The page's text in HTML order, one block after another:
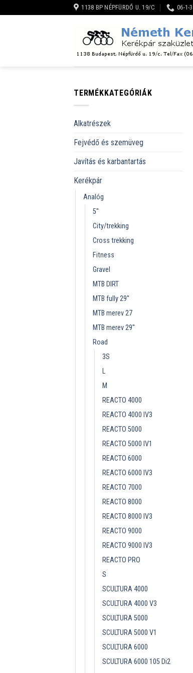
to
1138 BP NÉPFÜRDŐ U. 19/C 06-1-
TERMÉKKATEGÓRIÁK
Alkatrészek
Fejvédő és szemüveg
Javítás és karbantartás
Kerékpár
Analóg
5''
City/trekking
Cross trekking
Fitness
Gravel
MTB DIRT
MTB fully 29''
MTB merev 27
MTB merev 29''
Road
3S
L
M
REACTO 4000
REACTO 4000 IV3
REACTO 5000
REACTO 5000 IV1
REACTO 6000
REACTO 6000 IV3
REACTO 7000
REACTO 8000
REACTO 8000 IV3
REACTO 9000
REACTO 9000 IV3
REACTO PRO
S
SCULTURA 4000
SCULTURA 4000 V3
SCULTURA 5000
SCULTURA 5000 V1
SCULTURA 6000
SCULTURA 6000 105 Di2